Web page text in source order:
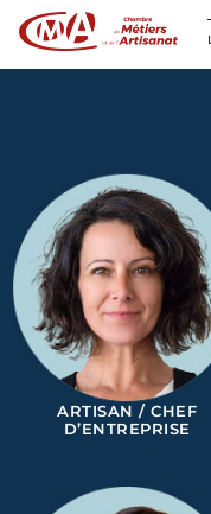
ARTISAN / CHEF
D’ENTREPRISE
Panneau de gestion